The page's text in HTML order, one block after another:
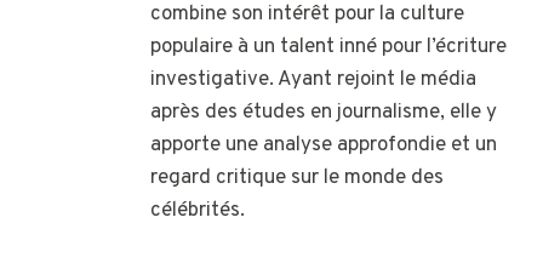
combine son intérêt pour la culture
populaire à un talent inné pour l’écriture
investigative. Ayant rejoint le média
après des études en journalisme, elle y
apporte une analyse approfondie et un
regard critique sur le monde des
célébrités.